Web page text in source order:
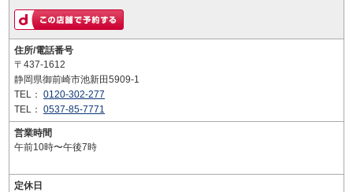
住所/電話番号
〒437-1612
静岡県御前崎市池新田5909-1
TEL： 0120-302-277
TEL： 0537-85-7771
営業時間
午前10時〜午後7時
定休日